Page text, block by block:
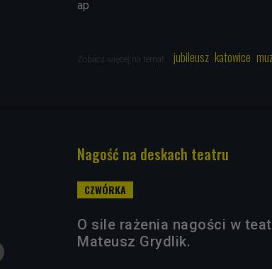
ap
Zobacz więcej na temat: jubileusz katowice
Nagość na deskach teatru
O sile rażenia nagości w
Mateusz Grydlik.